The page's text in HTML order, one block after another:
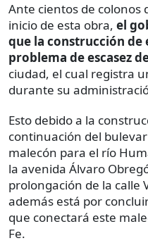
Ante cientos de colonos
inicio de esta obra, el
que la construcción de
problema de escasez
ciudad, el cual registra
durante su
Esto debido a la
continuación del
malecón para el río
la avenida Álvaro
prolongación de la calle
además está por
que conectará este
Fe.